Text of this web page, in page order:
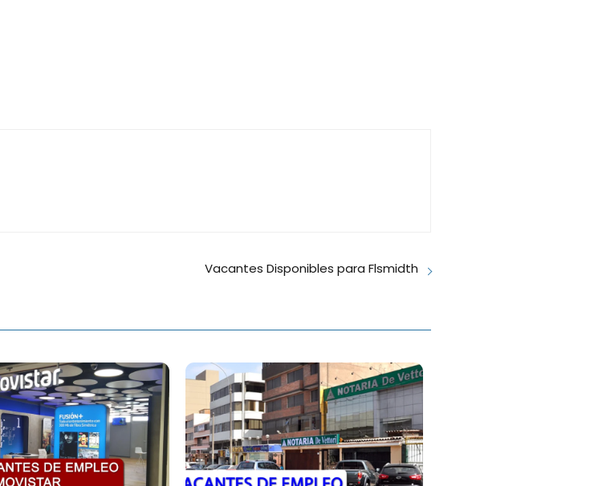
Vacantes Disponibles para Flsmidth